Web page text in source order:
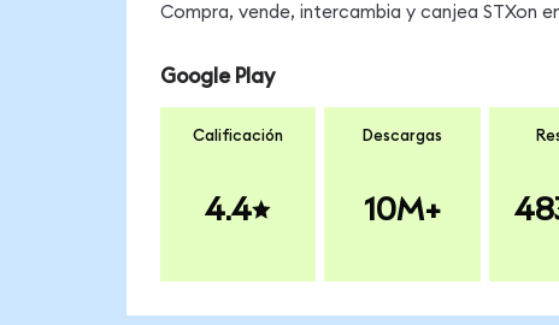
Compra, vende, intercambia y canjea STXon
Google Play
Calificación
4.4
Descargas
10M+